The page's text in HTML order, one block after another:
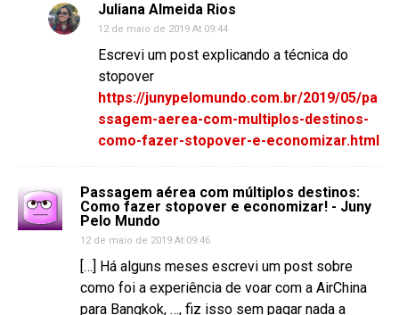
Juliana Almeida Rios
12 de maio de 2019 At 09:44
Escrevi um post explicando a técnica do
stopover
https://junypelomundo.com.br/2019/05/pa
ssagem-aerea-com-multiplos-destinos-
como-fazer-stopover-e-economizar.html
Passagem aérea com múltiplos destinos:
Como fazer stopover e economizar! - Juny
Pelo Mundo
12 de maio de 2019 At 09:46
[…] Há alguns meses escrevi um post sobre
como foi a experiência de voar com a AirChina
para Bangkok, …, fiz isso sem pagar nada a